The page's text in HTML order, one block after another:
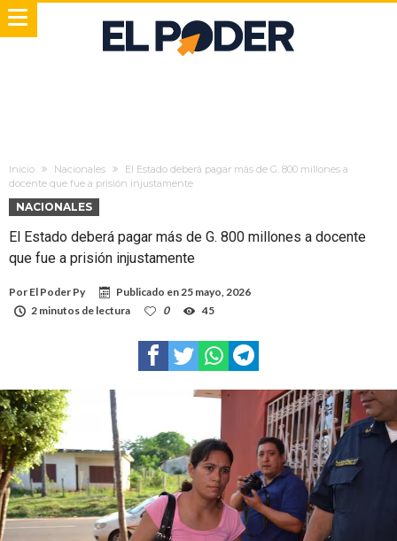
Inicio Nacionales
El Estado deberá pagar más de G. 800 millones a
docente que fue a prisión injustamente
NACIONALES
El Estado deberá pagar más de G. 800 millones a docente
que fue a prisión injustamente
Por El Poder Py Publicado en25 mayo, 2026
2 minutos de lectura
0 45